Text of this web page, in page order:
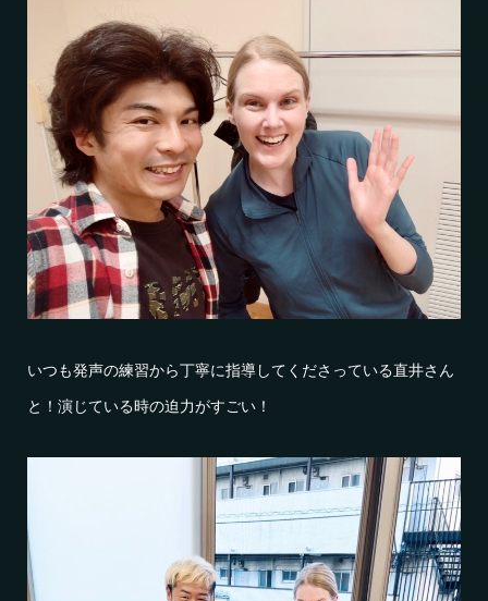
いつも発声の練習から丁寧に指導してくださっている直井さん
と！演じている時の迫力がすごい！